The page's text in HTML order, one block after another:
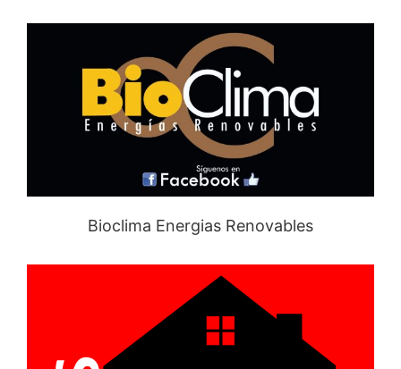
Bioclima Energias Renovables